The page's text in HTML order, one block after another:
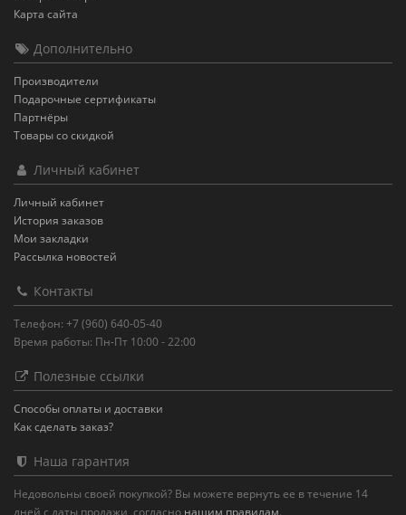
Карта сайта
Дополнительно
Производители
Подарочные сертификаты
Партнёры
Товары со скидкой
Личный кабинет
Личный кабинет
История заказов
Мои закладки
Рассылка новостей
Контакты
Телефон: +7 (960) 640-05-40
Время работы: Пн-Пт 10:00 - 22:00
Полезные ссылки
Способы оплаты и доставки
Как сделать заказ?
Наша гарантия
Недовольны своей покупкой? Вы можете вернуть ее в течение 14
дней с даты продажи, согласно нашим правилам.